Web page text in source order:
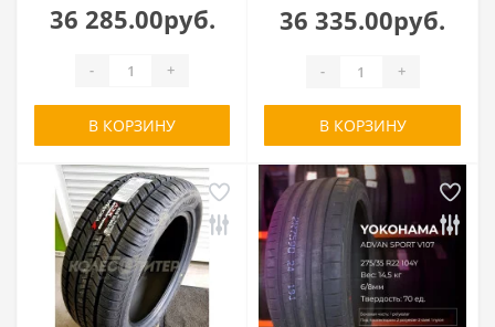
36 285.00руб.
- +
В КОРЗИНУ
36 335.00руб.
- +
В КОРЗИНУ